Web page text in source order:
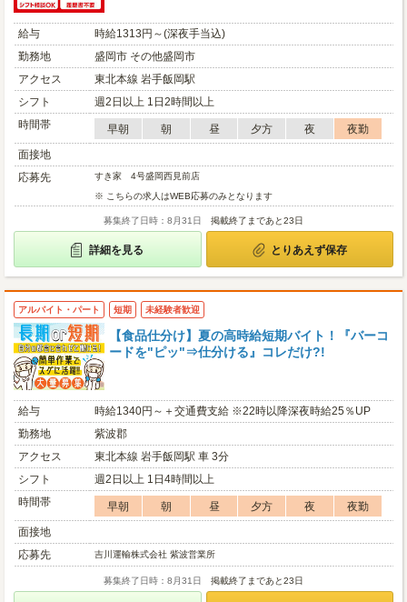
給与
時給1313円～(深夜手当込)
勤務地
盛岡市 その他盛岡市
アクセス
東北本線 岩手飯岡駅
シフト
週2日以上 1日2時間以上
時間帯
早朝 朝 昼 夕方 夜
夜勤
面接地
応募先
すき家 4号盛岡西見前店
※ こちらの求人はWEB応募のみとなります
募集終了日時：8月31日 掲載終了まであと23日
詳細を見る とりあえず保存
アルバイト・パート 短期 未経験者歓迎
【食品仕分け】夏の高時給短期バイト！『バーコ
ードを"ピッ"⇒仕分ける』コレだけ?!
給与
時給1340円～＋交通費支給 ※22時以降深夜時給25％UP
勤務地
紫波郡
アクセス
東北本線 岩手飯岡駅 車 3分
シフト
週2日以上 1日4時間以上
時間帯
早朝 朝 昼 夕方 夜
夜勤
面接地
応募先
吉川運輸株式会社 紫波営業所
募集終了日時：8月31日 掲載終了まであと23日